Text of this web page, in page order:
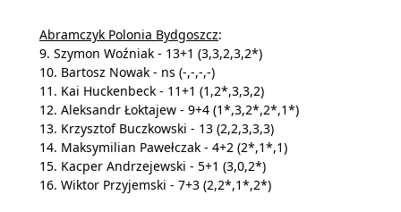
Abramczyk Polonia Bydgoszcz:
9. Szymon Woźniak - 13+1 (3,3,2,3,2*)
10. Bartosz Nowak - ns (-,-,-,-)
11. Kai Huckenbeck - 11+1 (1,2*,3,3,2)
12. Aleksandr Łoktajew - 9+4 (1*,3,2*,2*,1*)
13. Krzysztof Buczkowski - 13 (2,2,3,3,3)
14. Maksymilian Pawełczak - 4+2 (2*,1*,1)
15. Kacper Andrzejewski - 5+1 (3,0,2*)
16. Wiktor Przyjemski - 7+3 (2,2*,1*,2*)